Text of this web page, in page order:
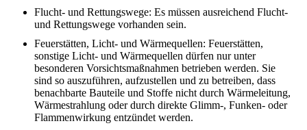
Flucht- und Rettungswege: Es müssen ausreichend Flucht-
und Rettungswege vorhanden sein.
Feuerstätten, Licht- und Wärmequellen: Feuerstätten,
sonstige Licht- und Wärmequellen dürfen nur unter
besonderen Vorsichtsmaßnahmen betrieben werden. Sie
sind so auszuführen, aufzustellen und zu betreiben, dass
benachbarte Bauteile und Stoffe nicht durch Wärmeleitung,
Wärmestrahlung oder durch direkte Glimm-, Funken- oder
Flammenwirkung entzündet werden.